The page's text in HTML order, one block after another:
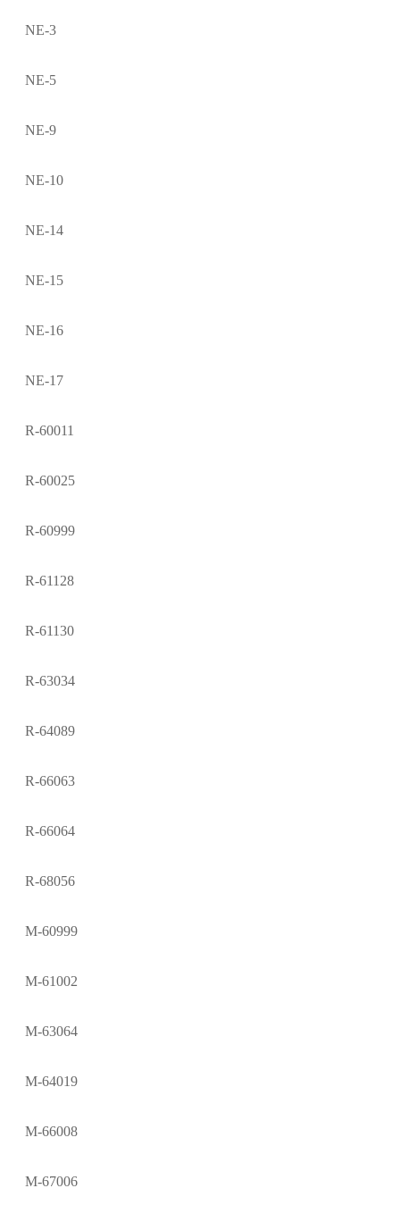
NE-3
NE-5
NE-9
NE-10
NE-14
NE-15
NE-16
NE-17
R-60011
R-60025
R-60999
R-61128
R-61130
R-63034
R-64089
R-66063
R-66064
R-68056
M-60999
M-61002
M-63064
M-64019
M-66008
M-67006